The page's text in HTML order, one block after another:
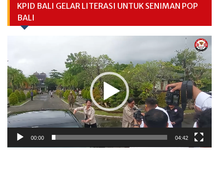
KPID BALI GELAR LITERASI UNTUK SENIMAN POP
BALI
00:00 04:42